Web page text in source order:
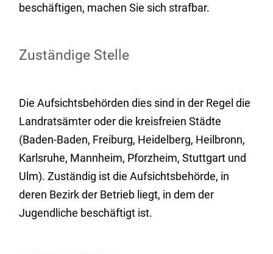
beschäftigen, machen Sie sich strafbar.
Zuständige Stelle
Die Aufsichtsbehörden dies sind in der Regel die
Landratsämter oder die kreisfreien Städte
(Baden-Baden, Freiburg, Heidelberg, Heilbronn,
Karlsruhe, Mannheim, Pforzheim, Stuttgart und
Ulm). Zuständig ist die Aufsichtsbehörde, in
deren Bezirk der Betrieb liegt, in dem der
Jugendliche beschäftigt ist.